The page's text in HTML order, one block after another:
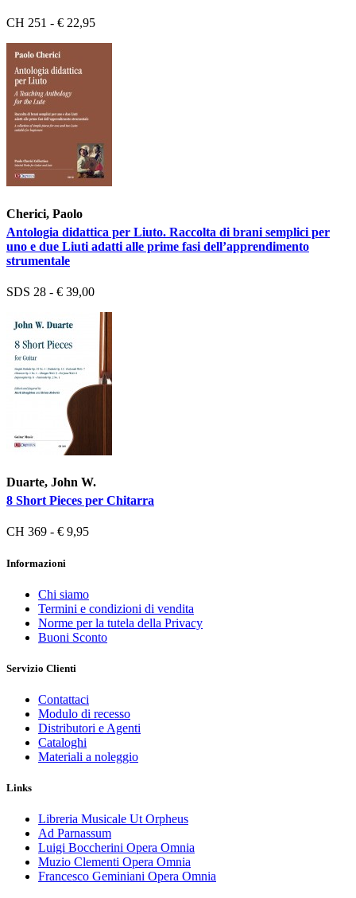
CH 251 - € 22,95
Cherici, Paolo
Antologia didattica per Liuto. Raccolta di brani semplici per
uno e due Liuti adatti alle prime fasi dell’apprendimento
strumentale
SDS 28 - € 39,00
Duarte, John W.
8 Short Pieces per Chitarra
CH 369 - € 9,95
Informazioni
Chi siamo
Termini e condizioni di vendita
Norme per la tutela della Privacy
Buoni Sconto
Servizio Clienti
Contattaci
Modulo di recesso
Distributori e Agenti
Cataloghi
Materiali a noleggio
Links
Libreria Musicale Ut Orpheus
Ad Parnassum
Luigi Boccherini Opera Omnia
Muzio Clementi Opera Omnia
Francesco Geminiani Opera Omnia